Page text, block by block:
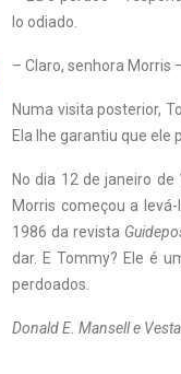
lo odiado.
– Claro, senhora Morris
Numa visita posterior,
Ela lhe garantiu que ele
No dia 12 de janeiro
Morris começou a
1986 da revista
dar. E Tommy? Ele é
perdoados.
Donald E. Mansell e